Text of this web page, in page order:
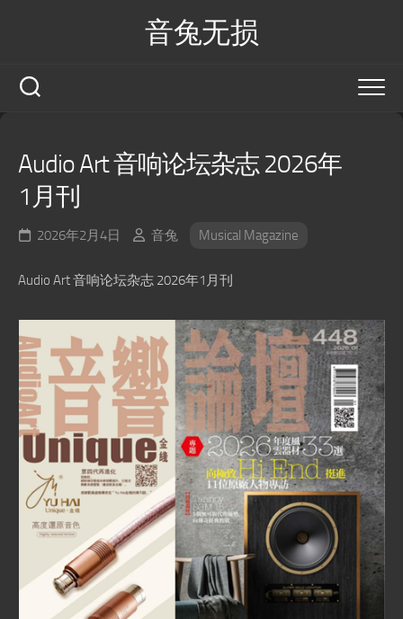
音兔无损
Audio Art 音响论坛杂志 2026年
1月刊
2026年2月4日 音兔 Musical Magazine
Audio Art 音响论坛杂志 2026年1月刊